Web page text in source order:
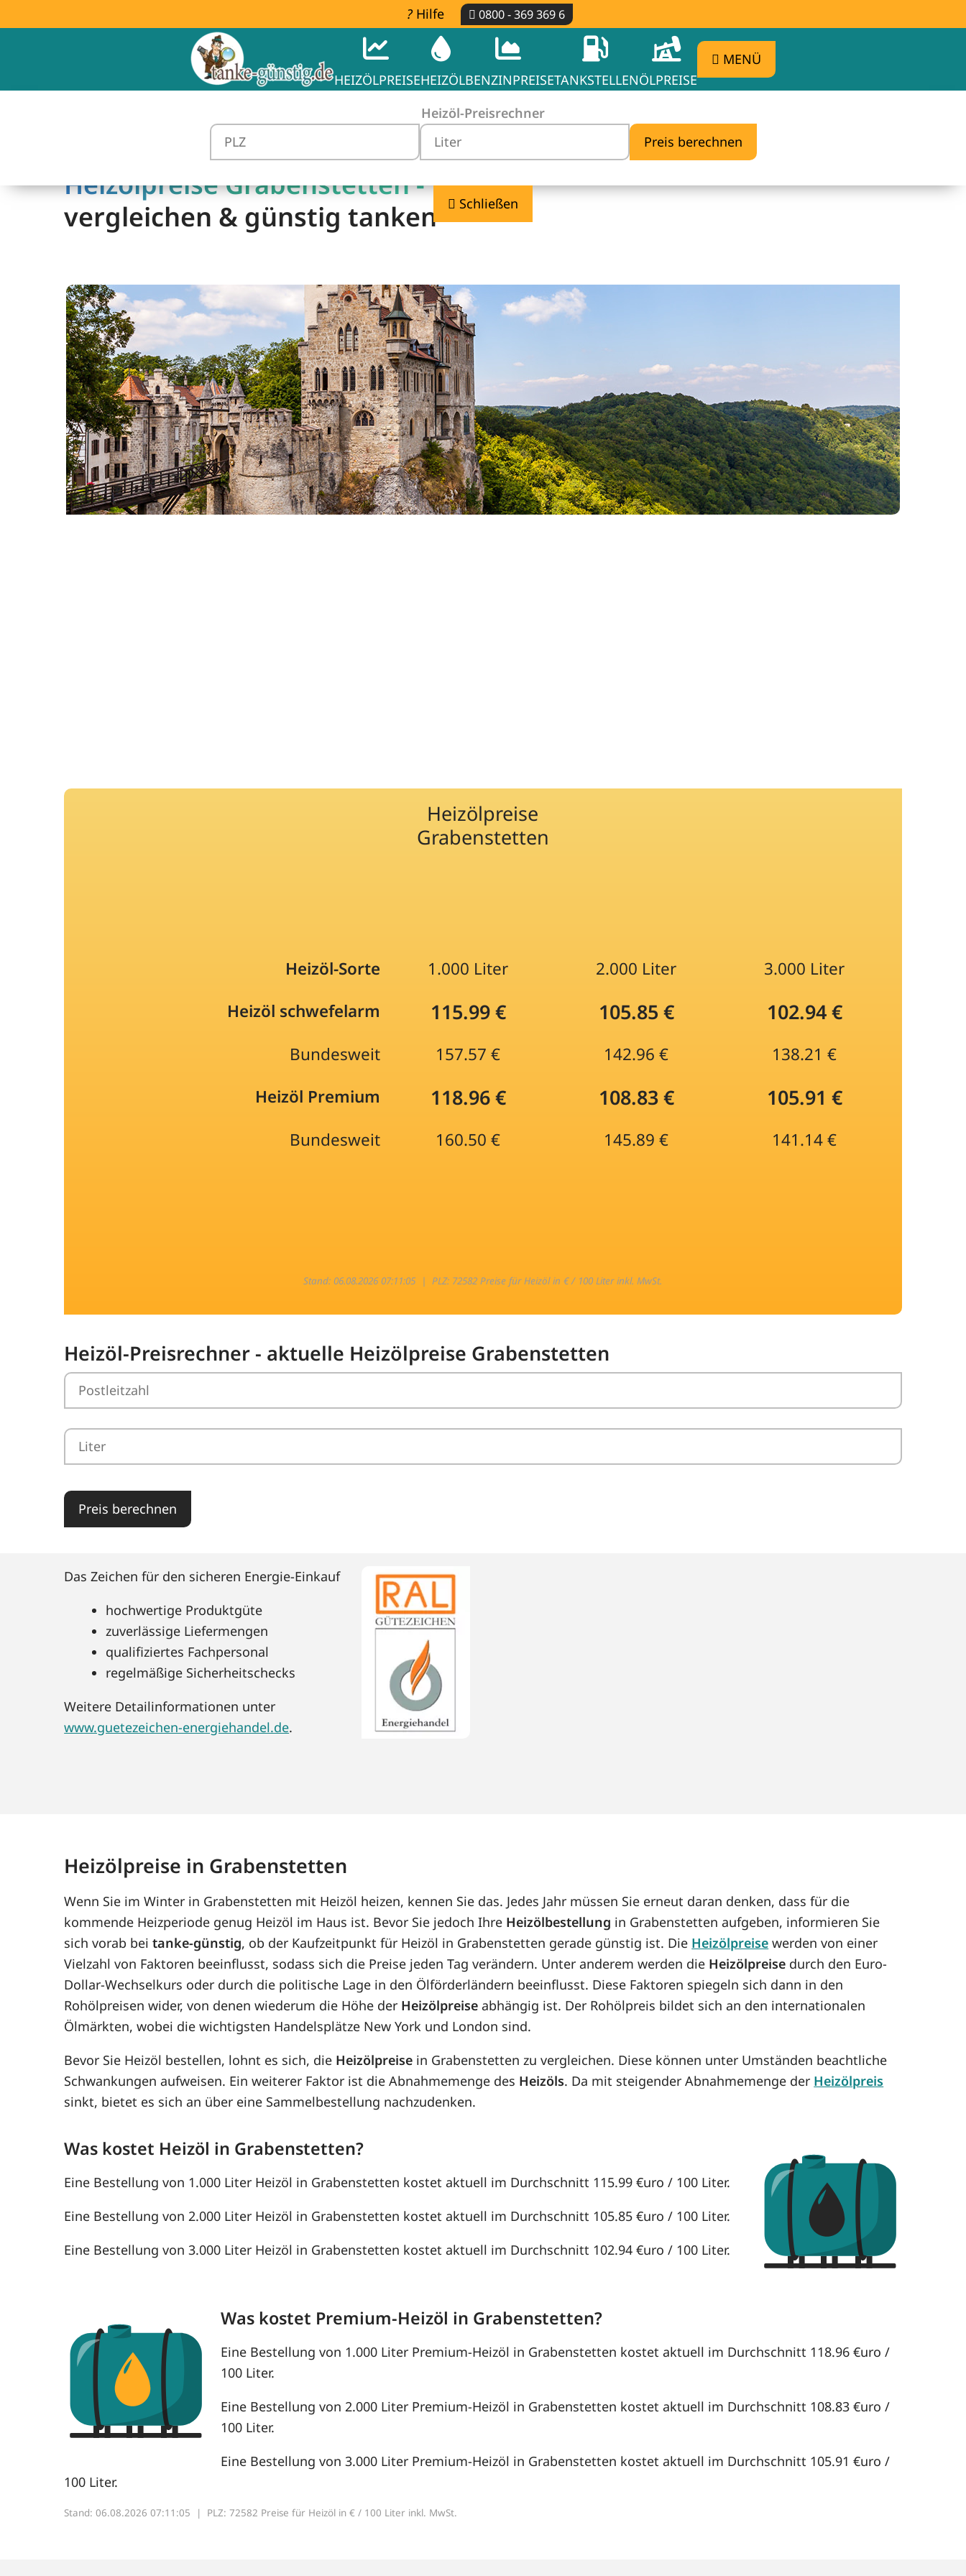
Hilfe 0800 - 369 369 6
HEIZÖLPREISEHEIZÖLBENZINPREISETANKSTELLENÖLPREISE
MENÜ
Heizöl-Preisrechner
Schließen
Heizölpreise Grabenstetten -
vergleichen & günstig tanken
Heizölpreise
Grabenstetten
Heizöl-Sorte 1.000 Liter 2.000 Liter
3.000 Liter
Heizöl schwefelarm
115.99 € 105.85 € 102.94 €
Bundesweit 157.57 € 142.96 €
138.21 €
Heizöl Premium
118.96 € 108.83 € 105.91 €
Bundesweit 160.50 € 145.89 € 141.14 €
Stand: 06.08.2026 07:11:05 |PLZ: 72582 Preise für Heizöl in € / 100 Liter inkl. MwSt.
Heizöl-Preisrechner - aktuelle Heizölpreise Grabenstetten
Preis berechnen
Das Zeichen für den sicheren Energie-Einkauf
hochwertige Produktgüte
zuverlässige Liefermengen
qualifiziertes Fachpersonal
regelmäßige Sicherheitschecks
Weitere Detailinformationen unter
www.guetezeichen-energiehandel.de.
Heizölpreise in Grabenstetten
Wenn Sie im Winter in Grabenstetten mit Heizöl heizen, kennen Sie das. Jedes Jahr müssen Sie erneut daran denken, dass für die
kommende Heizperiode genug Heizöl im Haus ist. Bevor Sie jedoch Ihre Heizölbestellung in Grabenstetten aufgeben, informieren Sie
sich vorab beitanke-günstig, ob der Kaufzeitpunkt für Heizöl in Grabenstetten gerade günstig ist. Die Heizölpreise werden von einer
Vielzahl von Faktoren beeinflusst, sodass sich die Preise jeden Tag verändern. Unter anderem werden die Heizölpreise durch den Euro-
Dollar-Wechselkurs oder durch die politische Lage in den Ölförderländern beeinflusst. Diese Faktoren spiegeln sich dann in den
Rohölpreisen wider, von denen wiederum die Höhe der Heizölpreise abhängig ist. Der Rohölpreis bildet sich an den internationalen
Ölmärkten, wobei die wichtigsten Handelsplätze New York und London sind.
Bevor Sie Heizöl bestellen, lohnt es sich, die Heizölpreise in Grabenstetten zu vergleichen. Diese können unter Umständen beachtliche
Schwankungen aufweisen. Ein weiterer Faktor ist die Abnahmemenge des Heizöls. Da mit steigender Abnahmemenge der Heizölpreis
sinkt, bietet es sich an über eine Sammelbestellung nachzudenken.
Was kostet Heizöl in Grabenstetten?
Eine Bestellung von 1.000 Liter Heizöl in Grabenstetten kostet aktuell im Durchschnitt 115.99 €uro / 100 Liter.
Eine Bestellung von 2.000 Liter Heizöl in Grabenstetten kostet aktuell im Durchschnitt 105.85 €uro / 100 Liter.
Eine Bestellung von 3.000 Liter Heizöl in Grabenstetten kostet aktuell im Durchschnitt 102.94 €uro / 100 Liter.
Was kostet Premium-Heizöl in Grabenstetten?
Eine Bestellung von 1.000 Liter Premium-Heizöl in Grabenstetten kostet aktuell im Durchschnitt 118.96 €uro /
100 Liter.
Eine Bestellung von 2.000 Liter Premium-Heizöl in Grabenstetten kostet aktuell im Durchschnitt 108.83 €uro /
100 Liter.
Eine Bestellung von 3.000 Liter Premium-Heizöl in Grabenstetten kostet aktuell im Durchschnitt 105.91 €uro /
100 Liter.
Stand: 06.08.2026 07:11:05 | PLZ: 72582 Preise für Heizöl in € / 100 Liter inkl. MwSt.